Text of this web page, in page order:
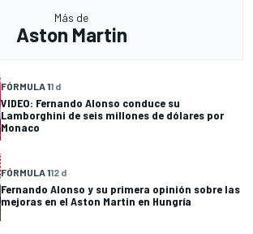
Más de
Aston Martin
FÓRMULA 11 d
VIDEO: Fernando Alonso conduce su
Lamborghini de seis millones de dólares por
Monaco
FÓRMULA 112 d
Fernando Alonso y su primera opinión sobre las
mejoras en el Aston Martin en Hungría